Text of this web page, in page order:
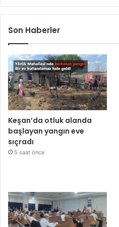
Son Haberler
Keşan’da otluk alanda
başlayan yangın eve
sıçradı
5 saat önce